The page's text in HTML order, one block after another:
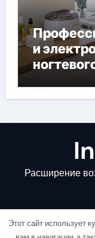
и
Расширение
Этот сайт использует